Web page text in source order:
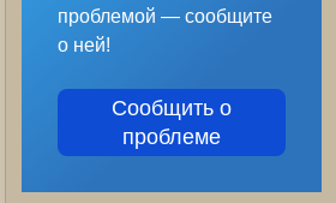
проблемой — сообщите
о ней!
Сообщить о
проблеме